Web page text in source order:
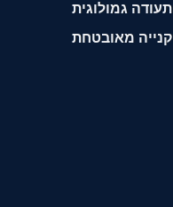
תעודה גמולוגית
קנייה מאובטחת